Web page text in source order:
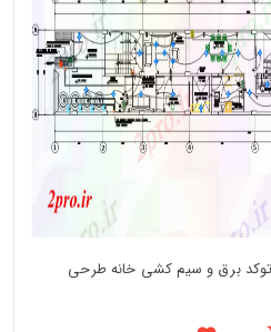
برق و سیم کشی خانه طرحی